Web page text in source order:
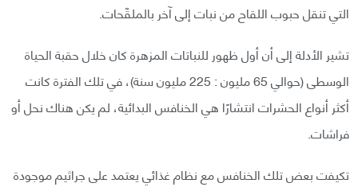
التي تنقل حبوب اللقاح من نبات إلى آخر بالملقّحات.
تشير الأدلة إلى أن أول ظهور للنباتات المزهرة كان خلال حقبة الحياة
الوسطى (حوالي 65 مليون : 225 مليون سنة)، في تلك الفترة كانت
أكثر أنواع الحشرات انتشارًا هي الخنافس البدائية، لم يكن هناك نحل أو
فراشات.
تكيفت بعض تلك الخنافس مع نظام غذائي يعتمد على جراثيم موجودة